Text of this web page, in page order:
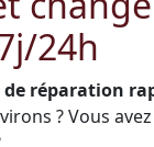
24h
de réparation
? Vous